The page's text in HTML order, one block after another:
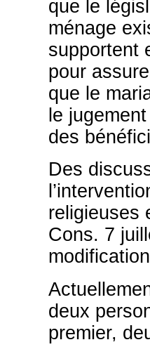
que le
ménage
supportent
pour
que le
le
des
Des
religieuses
Cons. 7
deux
premier,